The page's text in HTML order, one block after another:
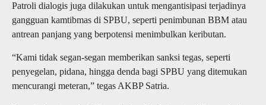
Patroli dialogis juga dilakukan untuk mengantisipasi terjadinya
gangguan kamtibmas di SPBU, seperti penimbunan BBM atau
antrean panjang yang berpotensi menimbulkan keributan.
“Kami tidak segan-segan memberikan sanksi tegas, seperti
penyegelan, pidana, hingga denda bagi SPBU yang ditemukan
mencurangi meteran,” tegas AKBP Satria.